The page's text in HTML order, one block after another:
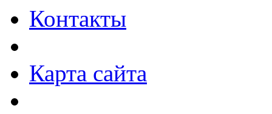
Контакты
Карта сайта